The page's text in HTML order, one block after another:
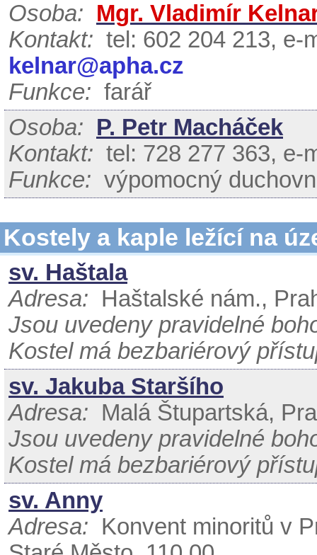
Osoba: Mgr. Vladimír
Kontakt: tel: 602 204 213, e-
kelnar@apha.cz
Funkce: farář
Osoba: P. Petr Macháček
Kontakt: tel: 728 277 363, e-
Funkce: výpomocný
Kostely a kaple ležící na
sv. Haštala
Adresa: Haštalské nám.,
Jsou uvedeny pravidelné
Kostel má bezbariérový
sv. Jakuba Staršího
Adresa: Malá Štupartská,
Jsou uvedeny pravidelné
Kostel má bezbariérový
sv. Anny
Adresa: Konvent minoritů v